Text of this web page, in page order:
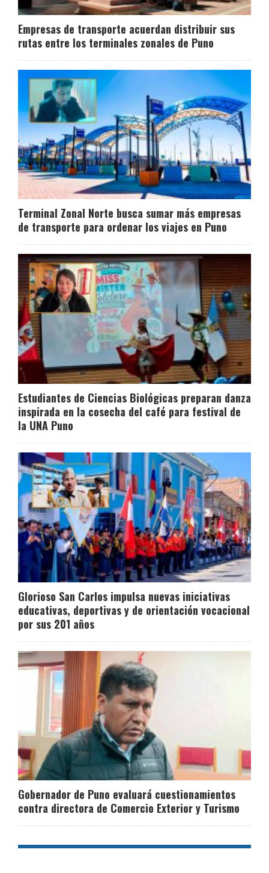
Empresas de transporte acuerdan distribuir sus
rutas entre los terminales zonales de Puno
Terminal Zonal Norte busca sumar más empresas
de transporte para ordenar los viajes en Puno
Estudiantes de Ciencias Biológicas preparan danza
inspirada en la cosecha del café para festival de
la UNA Puno
Glorioso San Carlos impulsa nuevas iniciativas
educativas, deportivas y de orientación vocacional
por sus 201 años
Gobernador de Puno evaluará cuestionamientos
contra directora de Comercio Exterior y Turismo